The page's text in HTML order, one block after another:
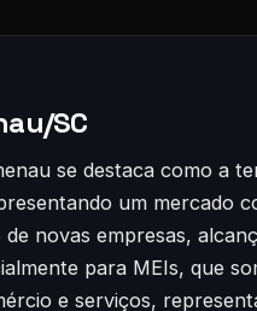
SC
se destaca como a
um mercado
novas empresas,
para MEIs, que
e serviços,